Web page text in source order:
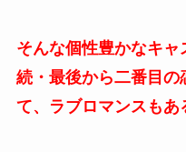
そんな個性豊かなキャ
続・最後から二番目
て、ラブロマンスもあ